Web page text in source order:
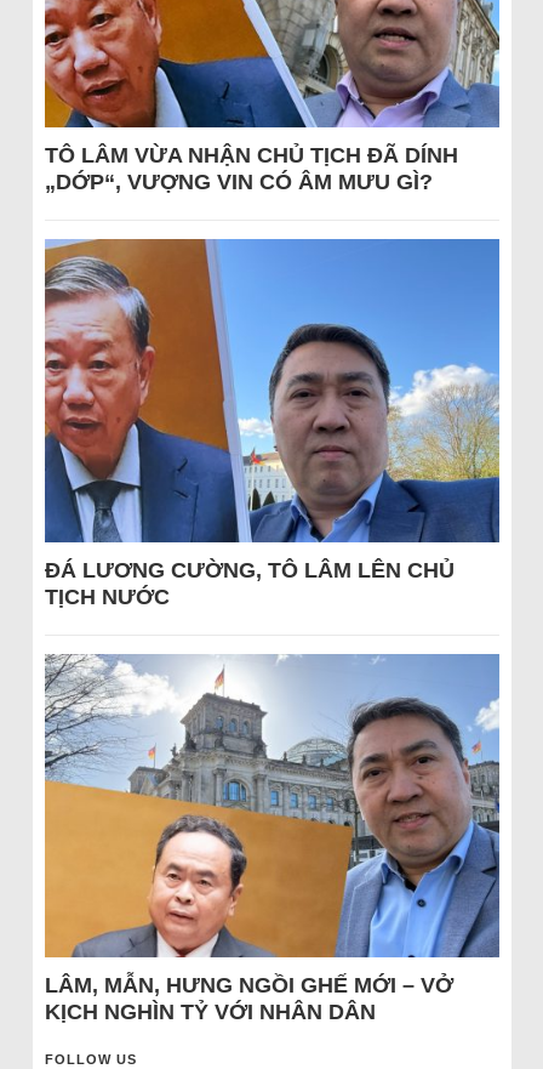
TÔ LÂM VỪA NHẬN CHỦ TỊCH ĐÃ DÍNH
„DỚP“, VƯỢNG VIN CÓ ÂM MƯU GÌ?
ĐÁ LƯƠNG CƯỜNG, TÔ LÂM LÊN CHỦ
TỊCH NƯỚC
LÂM, MẪN, HƯNG NGỒI GHẾ MỚI – VỞ
KỊCH NGHÌN TỶ VỚI NHÂN DÂN
FOLLOW US